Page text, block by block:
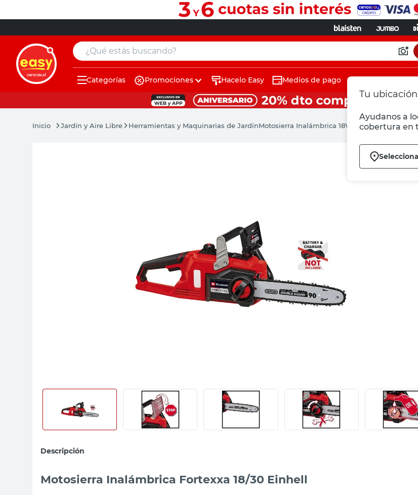
¿Qué estás buscando?
Tu ubicación
Ayudanos a
cobertura en
Categorías Promociones Hacelo Easy Medios de pago
Jardín y Aire Libre Herramientas y Maquinarias de JardínMotosierra Inalámbrica 18V 27 Cm Fortexxa 18/
Descripción
Motosierra Inalámbrica Fortexxa 18/30 Einhell
muebles